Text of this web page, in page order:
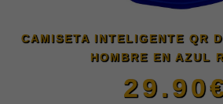
CAMISETA INTELIGENTE QR
HOMBRE EN AZUL
29.90